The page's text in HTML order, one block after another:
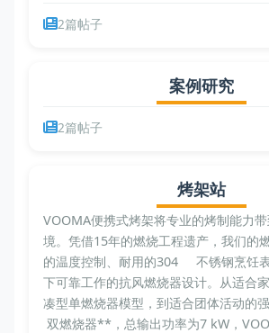
2篇帖子
案例研究
2篇帖子
烤架站
VOOMA便携式烤架将专业的烤制能力
境。凭借15年的燃烧工程遗产，我们的
的温度控制、耐用的304 不锈钢烹饪
下可靠工作的抗风燃烧器设计。从适合
凑型单燃烧器模型，到适合团体活动的
双燃烧器**，总输出功率为7 kW，